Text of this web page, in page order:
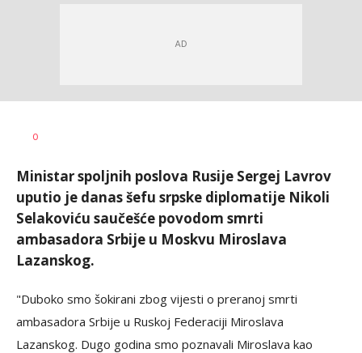
AUTOR
0
Ministar spoljnih poslova Rusije Sergej Lavrov
uputio je danas šefu srpske diplomatije Nikoli
Selakoviću saučešće povodom smrti
ambasadora Srbije u Moskvu Miroslava
Lazanskog.
"Duboko smo šokirani zbog vijesti o preranoj smrti
ambasadora Srbije u Ruskoj Federaciji Miroslava
Lazanskog. Dugo godina smo poznavali Miroslava kao